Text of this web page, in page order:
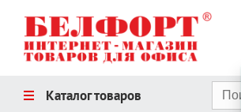
Каталог товаров